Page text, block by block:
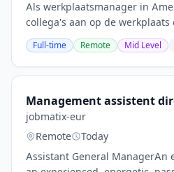
Als werkplaatsmanager in
collega's aan op de werkplaats
bewaakt de planning en stemt
management. Je bereidt
Full-time Remote Mid Level
Management assistent
jobmatix-eur
Remote
Today
Assistant General